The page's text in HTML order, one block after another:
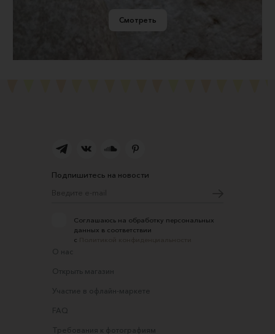
Смотреть
Подпишитесь на новости
Соглашаюсь на обработку персональных
данных в соответствии
с
О нас
Открыть магазин
Участие в офлайн-маркете
FAQ
Требования к фотографиям